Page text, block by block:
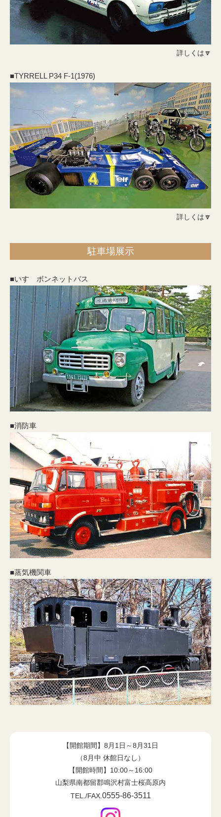
詳しくは🔽
■TYRRELL P34 F-1(1976)
詳しくは🔽
駐車場展示
■いすゞボンネットバス
■消防車
■蒸気機関車
【開館期間】8月1日～8月31日
（8月中 休館日なし）
【開館時間】10:00～16:00
山梨県南都留郡鳴沢村富士桜高原内
TEL./FAX.0555-86-3511